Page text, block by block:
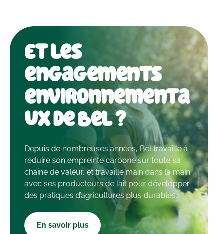
Et les
engagements
environnementa
ux de Bel ?
Depuis de nombreuses années, Bel travaille à
réduire son empreinte carbone sur toute sa
chaine de valeur, et travaille main dans la main
avec ses producteurs de lait pour développer
des pratiques d’agricultures plus durables.
En savoir plus